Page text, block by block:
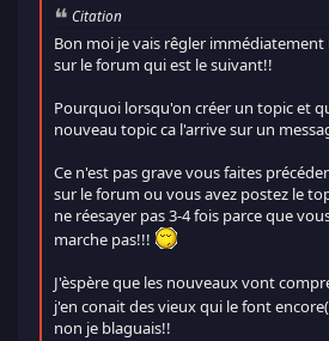
Citation
Bon moi je vais rêgler
sur le forum qui est le suivant!!
Pourquoi lorsqu'on créer un topic et
nouveau topic ca l'arrive sur un
Ce n'est pas grave vous faites
sur le forum ou vous avez postez le
ne réesayer pas 3-4 fois parce que
marche pas!!!
J'èspère que les nouveaux vont
j'en conait des vieux qui le font
non je blaguais!!